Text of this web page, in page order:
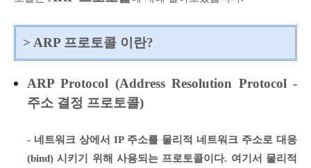
> ARP 프로토콜 이란?
ARP Protocol (Address Resolution Protocol -
주소 결정 프로토콜)
- 네트워크 상에서 IP 주소를 물리적 네트워크 주소로 대응
(bind) 시키기 위해 사용되는 프로토콜이다. 여기서 물리적